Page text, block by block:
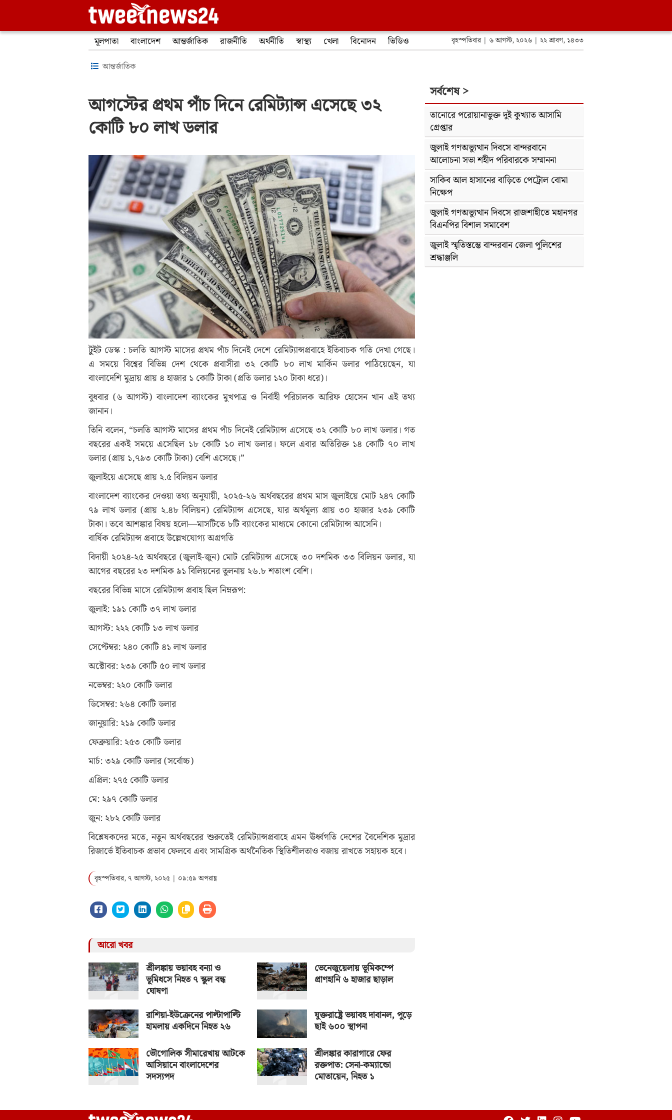
মূলপাতা বাংলাদেশ আন্তর্জাতিক রাজনীতি অর্থনীতি স্বাস্থ্য খেলা বিনোদন ভিডিও বৃহস্পতিবার | ৬ আগস্ট, ২০২৬ | ২২ শ্রাবণ, ১৪৩৩
আন্তর্জাতিক
আগস্টের প্রথম পাঁচ দিনে রেমিট্যান্স এসেছে ৩২
কোটি ৮০ লাখ ডলার
টুুইট ডেস্ক : চলতি আগস্ট মাসের প্রথম পাঁচ দিনেই দেশে রেমিট্যান্সপ্রবাহে ইতিবাচক গতি দেখা গেছে।
এ সময়ে বিশ্বের বিভিন্ন দেশ থেকে প্রবাসীরা ৩২ কোটি ৮০ লাখ মার্কিন ডলার পাঠিয়েছেন, যা
বাংলাদেশি মুদ্রায় প্রায় ৪ হাজার ১ কোটি টাকা (প্রতি ডলার ১২০ টাকা ধরে)।
বুধবার (৬ আগস্ট) বাংলাদেশ ব্যাংকের মুখপাত্র ও নির্বাহী পরিচালক আরিফ হোসেন খান এই তথ্য
জানান।
তিনি বলেন, “চলতি আগস্ট মাসের প্রথম পাঁচ দিনেই রেমিট্যান্স এসেছে ৩২ কোটি ৮০ লাখ ডলার। গত
বছরের একই সময়ে এসেছিল ১৮ কোটি ১০ লাখ ডলার। ফলে এবার অতিরিক্ত ১৪ কোটি ৭০ লাখ
ডলার (প্রায় ১,৭৯৩ কোটি টাকা) বেশি এসেছে।”
জুলাইয়ে এসেছে প্রায় ২.৫ বিলিয়ন ডলার
বাংলাদেশ ব্যাংকের দেওয়া তথ্য অনুযায়ী, ২০২৫-২৬ অর্থবছরের প্রথম মাস জুলাইয়ে মোট ২৪৭ কোটি
৭৯ লাখ ডলার (প্রায় ২.৪৮ বিলিয়ন) রেমিট্যান্স এসেছে, যার অর্থমূল্য প্রায় ৩০ হাজার ২৩৯ কোটি
টাকা। তবে আশঙ্কার বিষয় হলো—মাসটিতে ৮টি ব্যাংকের মাধ্যমে কোনো রেমিট্যান্স আসেনি।
বার্ষিক রেমিট্যান্স প্রবাহে উল্লেখযোগ্য অগ্রগতি
বিদায়ী ২০২৪-২৫ অর্থবছরে (জুলাই-জুন) মোট রেমিট্যান্স এসেছে ৩০ দশমিক ৩৩ বিলিয়ন ডলার, যা
আগের বছরের ২৩ দশমিক ৯১ বিলিয়নের তুলনায় ২৬.৮ শতাংশ বেশি।
বছরের বিভিন্ন মাসে রেমিট্যান্স প্রবাহ ছিল নিম্নরূপ:
জুলাই: ১৯১ কোটি ৩৭ লাখ ডলার
আগস্ট: ২২২ কোটি ১৩ লাখ ডলার
সেপ্টেম্বর: ২৪০ কোটি ৪১ লাখ ডলার
অক্টোবর: ২৩৯ কোটি ৫০ লাখ ডলার
নভেম্বর: ২২০ কোটি ডলার
ডিসেম্বর: ২৬৪ কোটি ডলার
জানুয়ারি: ২১৯ কোটি ডলার
ফেব্রুয়ারি: ২৫৩ কোটি ডলার
মার্চ: ৩২৯ কোটি ডলার (সর্বোচ্চ)
এপ্রিল: ২৭৫ কোটি ডলার
মে: ২৯৭ কোটি ডলার
জুন: ২৮২ কোটি ডলার
বিশ্লেষকদের মতে, নতুন অর্থবছরের শুরুতেই রেমিট্যান্সপ্রবাহে এমন ঊর্ধ্বগতি দেশের বৈদেশিক মুদ্রার
রিজার্ভে ইতিবাচক প্রভাব ফেলবে এবং সামগ্রিক অর্থনৈতিক স্থিতিশীলতাও বজায় রাখতে সহায়ক হবে।
বৃহস্পতিবার, ৭ আগস্ট, ২০২৫ | ০৯:৫৯ অপরাহ্ণ
আরো খবর
শ্রীলঙ্কায় ভয়াবহ বন্যা ও
ভূমিধসে নিহত ৭ স্কুল বন্ধ
ঘোষণা
ভেনেজুয়েলায় ভূমিকম্পে
প্রাণহানি ৬ হাজার ছাড়াল
রাশিয়া-ইউক্রেনের পাল্টাপাল্টি
হামলায় একদিনে নিহত ২৬
যুক্তরাষ্ট্রে ভয়াবহ দাবানল, পুড়ে
ছাই ৬০০ স্থাপনা
ভৌগোলিক সীমারেখায় আটকে
আসিয়ানে বাংলাদেশের
সদস্যপদ
শ্রীলঙ্কার কারাগারে ফের
রক্তপাত: সেনা-কম্যান্ডো
মোতায়েন, নিহত ১
সর্বশেষ >
তানোরে পরোয়ানাভুক্ত দুই কুখ্যাত আসামি
গ্রেপ্তার
জুলাই গণঅভ্যুত্থান দিবসে বান্দরবানে
আলোচনা সভা শহীদ পরিবারকে সম্মাননা
সাকিব আল হাসানের বাড়িতে পেট্রোল বোমা
নিক্ষেপ
জুলাই গণঅভ্যুত্থান দিবসে রাজশাহীতে মহানগর
বিএনপির বিশাল সমাবেশ
জুলাই স্মৃতিস্তম্ভে বান্দরবান জেলা পুলিশের
শ্রদ্ধাঞ্জলি